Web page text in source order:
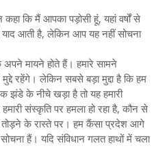
कि मैं आपका पड़ोसी हूं, यहां वर्षों से
आती है, लेकिन आप यह नहीं सोचना
मायने होते हैं। हमारे सामने
रहेंगे। लेकिन सबसे बड़ा मुद्दा है कि हम
झंडे के नीचे खड़ा है तो यह हमारी
संस्कृति पर हमला हो रहा है, कौन से
तोड़ने के रास्ते पर। हम कैंसा प्रदेश आगे
हैं। यदि संविधान गलत हाथों में चला